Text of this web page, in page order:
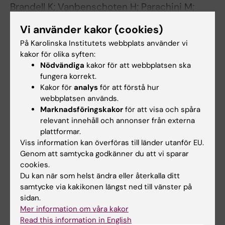
Brandell K; Vanbenschoten H; Parachini M;
Alla övriga publikationer
DOCTORAL THESIS:
Medical abortion : improving access and care
from very early pregnancy to the second
trimester
Brandell KR
REVIEW:SEMINARS IN REPRODUCTIVE
MEDICINE.
Medical Abortion before Confirmed
Intrauterine Pregnancy: A Systematic Review
Brandell K; Reynolds-Wright JJ; Boerma C;
Gibson G; Hognert H; Tuladhar H; Heikinheimo
Vi använder kakor (cookies)
På Karolinska Institutets webbplats använder vi
kakor för olika syften:
Nödvändiga kakor för att webbplatsen ska
fungera korrekt.
Kakor för analys för att förstå hur
webbplatsen används.
Marknadsföringskakor för att visa och spåra
relevant innehåll och annonser från externa
plattformar.
Viss information kan överföras till länder utanför EU.
Genom att samtycka godkänner du att vi sparar
cookies.
Du kan när som helst ändra eller återkalla ditt
samtycke via kakikonen längst ned till vänster på
sidan.
Mer information om våra kakor
Read this information in English